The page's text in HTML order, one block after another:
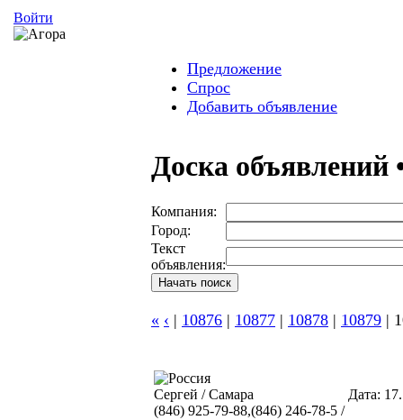
Войти
Предложение
Спрос
Добавить объявление
Доска объявлений
Компания:
Город:
Текст
объявления:
« ‹ | 10876 | 10877 | 10878 | 10879 |
Сергей / Самара
(846) 925-79-88,(846) 246-78-5 /
Дата: